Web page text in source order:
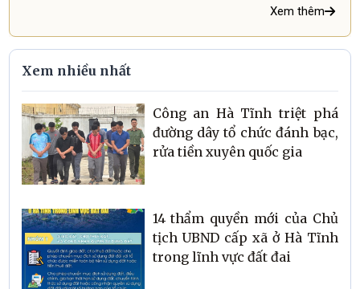
Xem thêm
Xem nhiều nhất
Công an Hà Tĩnh triệt phá
đường dây tổ chức đánh bạc,
rửa tiền xuyên quốc gia
14 thẩm quyền mới của Chủ
tịch UBND cấp xã ở Hà Tĩnh
trong lĩnh vực đất đai